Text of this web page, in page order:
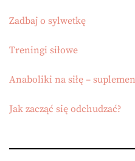
Zadbaj o sylwetkę
Treningi siłowe
Anaboliki na siłę –
Jak zacząć się odchudzać?